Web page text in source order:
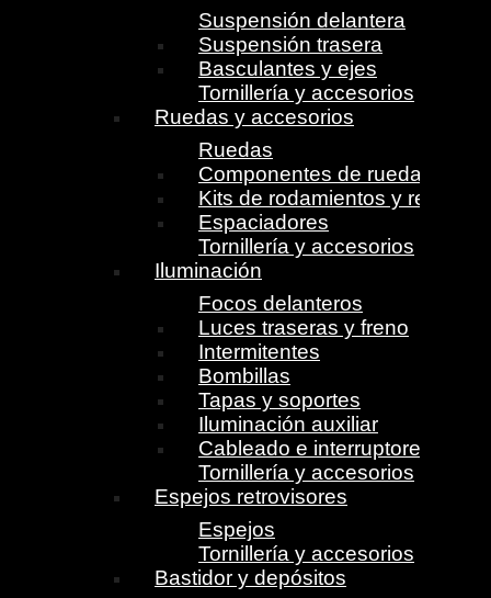
Suspensión delantera
Suspensión trasera
Basculantes y ejes
Tornillería y accesorios
Ruedas y accesorios
Ruedas
Componentes de ruedas
Kits de rodamientos y retenes
Espaciadores
Tornillería y accesorios
Iluminación
Focos delanteros
Luces traseras y freno
Intermitentes
Bombillas
Tapas y soportes
Iluminación auxiliar
Cableado e interruptores
Tornillería y accesorios
Espejos retrovisores
Espejos
Tornillería y accesorios
Bastidor y depósitos